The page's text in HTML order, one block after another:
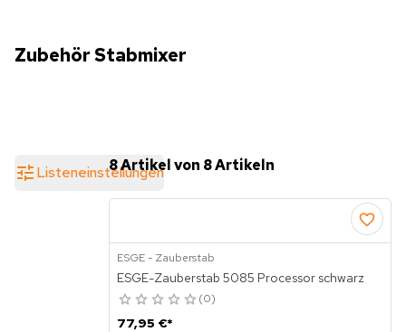
Zubehör Stabmixer
Listeneinstellungen8 Artikel von 8 Artikeln
ESGE - Zauberstab
ESGE-Zauberstab 5085 Processor schwarz
0
77,95 €*